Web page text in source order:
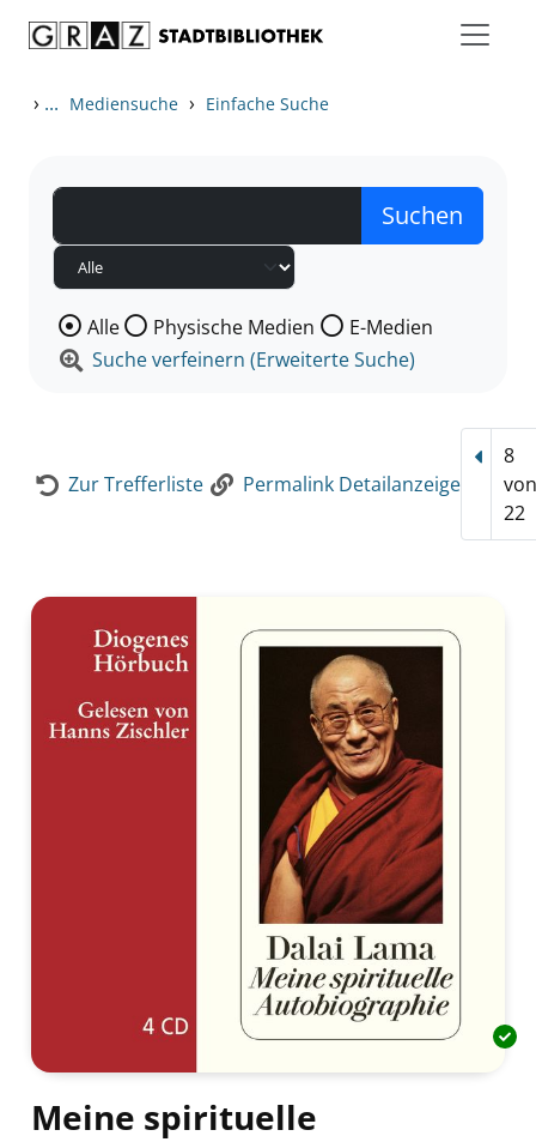
› ... Mediensuche › Einfache Suche
Wählen Sie die Medienart nach der Sie suchen wollen.
Alle Physische Medien
E-Medien
Suche verfeinern (Erweiterte Suche)
Zur Trefferliste Permalink Detailanzeige
8
22
Meine spirituelle